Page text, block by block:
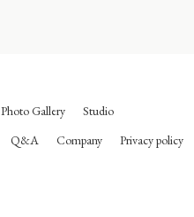
Photo Gallery
Studio
Q&A Company Privacy policy